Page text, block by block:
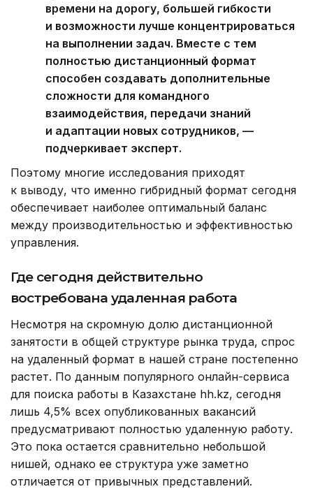
времени на дорогу, большей гибкости
и возможности лучше концентрироваться
на выполнении задач. Вместе с тем
полностью дистанционный формат
способен создавать дополнительные
сложности для командного
взаимодействия, передачи знаний
и адаптации новых сотрудников, —
подчеркивает эксперт.
Поэтому многие исследования приходят
к выводу, что именно гибридный формат сегодня
обеспечивает наиболее оптимальный баланс
между производительностью и эффективностью
управления.
Где сегодня действительно
востребована удаленная работа
Несмотря на скромную долю дистанционной
занятости в общей структуре рынка труда, спрос
на удаленный формат в нашей стране постепенно
растет. По данным популярного онлайн-сервиса
для поиска работы в Казахстане hh.kz, сегодня
лишь 4,5% всех опубликованных вакансий
предусматривают полностью удаленную работу.
Это пока остается сравнительно небольшой
нишей, однако ее структура уже заметно
отличается от привычных представлений.